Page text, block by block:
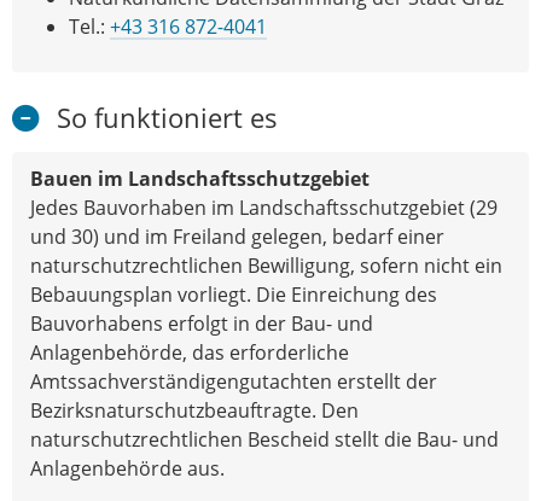
Tel.: +43 316 872-4041
So funktioniert es
Bauen im Landschaftsschutzgebiet
Jedes Bauvorhaben im Landschaftsschutzgebiet (29
und 30) und im Freiland gelegen, bedarf einer
naturschutzrechtlichen Bewilligung, sofern nicht ein
Bebauungsplan vorliegt. Die Einreichung des
Bauvorhabens erfolgt in der Bau- und
Anlagenbehörde, das erforderliche
Amtssachverständigengutachten erstellt der
Bezirksnaturschutzbeauftragte. Den
naturschutzrechtlichen Bescheid stellt die Bau- und
Anlagenbehörde aus.